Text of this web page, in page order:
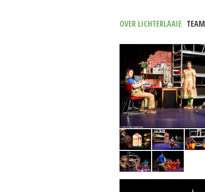
OVER LICHTERLAAIE TEAM